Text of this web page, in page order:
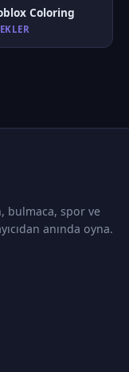
Coloring
bulmaca, spor ve
anında oyna.